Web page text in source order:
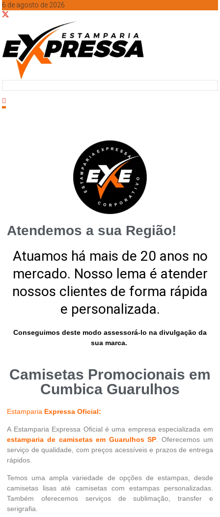
6 de agosto de 2026
Atendemos a sua Região!
Atuamos há mais de 20 anos no
mercado. Nosso lema é atender
nossos clientes de forma rápida
e personalizada.
Conseguimos deste modo assessorá-lo na divulgação da
sua marca.
Camisetas Promocionais em
Cumbica Guarulhos
Estamparia Expressa Oficial:
A Estamparia Expressa Oficial é uma empresa especializada em
estamparia de camisetas em Guarulhos SP . Oferecemos um
serviço de qualidade, com preços acessíveis e prazos de entrega
rápidos.
Temos uma ampla variedade de opções de estampas, desde
camisetas lisas até camisetas com estampas personalizadas.
Também oferecemos serviços de sublimação, transfer e
serigrafia.